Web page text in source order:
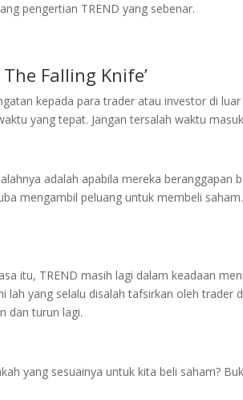
pengertian TREND yang sebenar.
The Falling Knife’
kepada para trader atau investor di
yang tepat. Jangan tersalah waktu
adalah apabila mereka
mengambil peluang untuk membeli
itu, TREND masih lagi dalam keadaan
lah yang selalu disalah tafsirkan oleh
dan turun lagi.
yang sesuainya untuk kita beli saham?